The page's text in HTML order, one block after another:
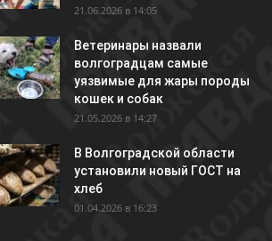
21.06.2026 в 14:05
Ветеринары назвали
волгоградцам самые
уязвимые для жары породы
кошек и собак
21.05.2026 в 14:27
В Волгоградской области
установили новый ГОСТ на
хлеб
01.04.2026 в 16:23